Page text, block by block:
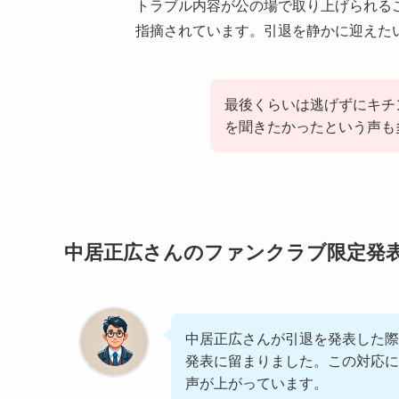
トラブル内容が公の場で取り上げられ
指摘されています。引退を静かに迎え
最後くらいは逃げずにキ
を聞きたかったという声
中居正広さんのファンクラブ限定発
中居正広さんが引退を発表した
発表に留まりました。この対応
声が上がっています。